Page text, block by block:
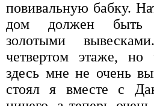
повивальную бабку.
дом должен быть
золотыми
четвертом этаже,
здесь мне не очень
стоял я вместе с